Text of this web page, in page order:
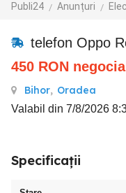
Publi24 Anunțuri
telefon Oppo
450 RON
Bihor, Oradea
Valabil din 7/8/2026
Specificații